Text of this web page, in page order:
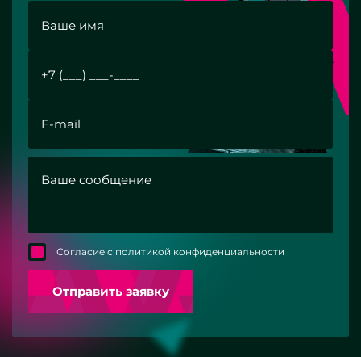
Согласие с политикой конфиденциальности
Отправить заявку